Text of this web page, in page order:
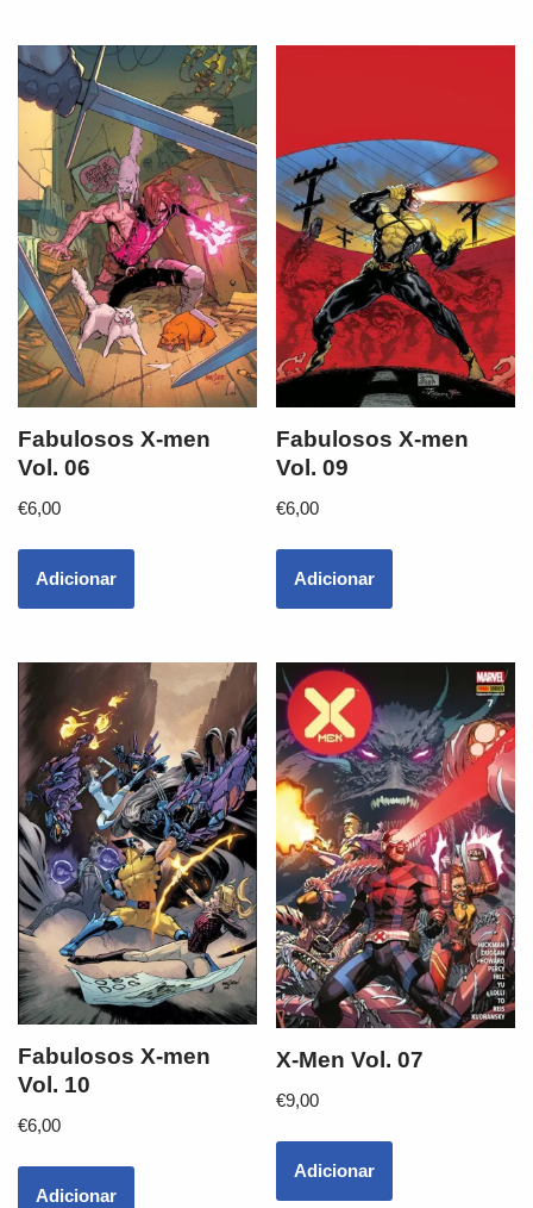
Fabulosos X-men
Vol. 06
€6,00
Adicionar
Fabulosos X-men
Vol. 09
€6,00
Adicionar
Fabulosos X-men
Vol. 10
€6,00
Adicionar
X-Men Vol. 07
€9,00
Adicionar